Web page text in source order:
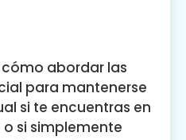
cómo abordar las
para mantenerse
si te encuentras en
si simplemente